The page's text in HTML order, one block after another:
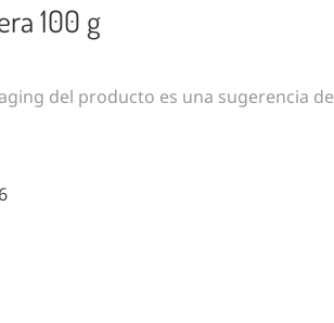
100 g
del producto es una sugerencia de